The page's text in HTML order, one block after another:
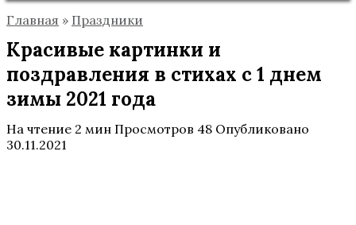
Главная » Праздники
Красивые картинки и
поздравления в стихах с 1 днем
зимы 2021 года
На чтение 2 мин Просмотров 48 Опубликовано
30.11.2021